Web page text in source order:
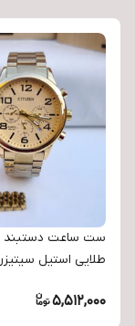
ست ساعت دستبند
طلایی استیل
5,512,000